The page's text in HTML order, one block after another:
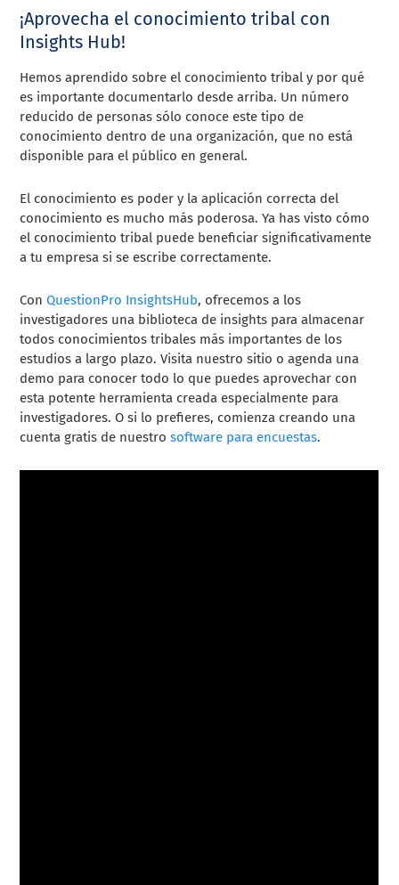
¡Aprovecha el conocimiento tribal con
Insights Hub!
Hemos aprendido sobre el conocimiento tribal y por qué
es importante documentarlo desde arriba. Un número
reducido de personas sólo conoce este tipo de
conocimiento dentro de una organización, que no está
disponible para el público en general.
El conocimiento es poder y la aplicación correcta del
conocimiento es mucho más poderosa. Ya has visto cómo
el conocimiento tribal puede beneficiar significativamente
a tu empresa si se escribe correctamente.
ConQuestionPro InsightsHub, ofrecemos a los
investigadores una biblioteca de insights para almacenar
todos conocimientos tribales más importantes de los
estudios a largo plazo. Visita nuestro sitio o agenda una
demo para conocer todo lo que puedes aprovechar con
esta potente herramienta creada especialmente para
investigadores. O si lo prefieres, comienza creando una
cuenta gratis de nuestrosoftware para encuestas.